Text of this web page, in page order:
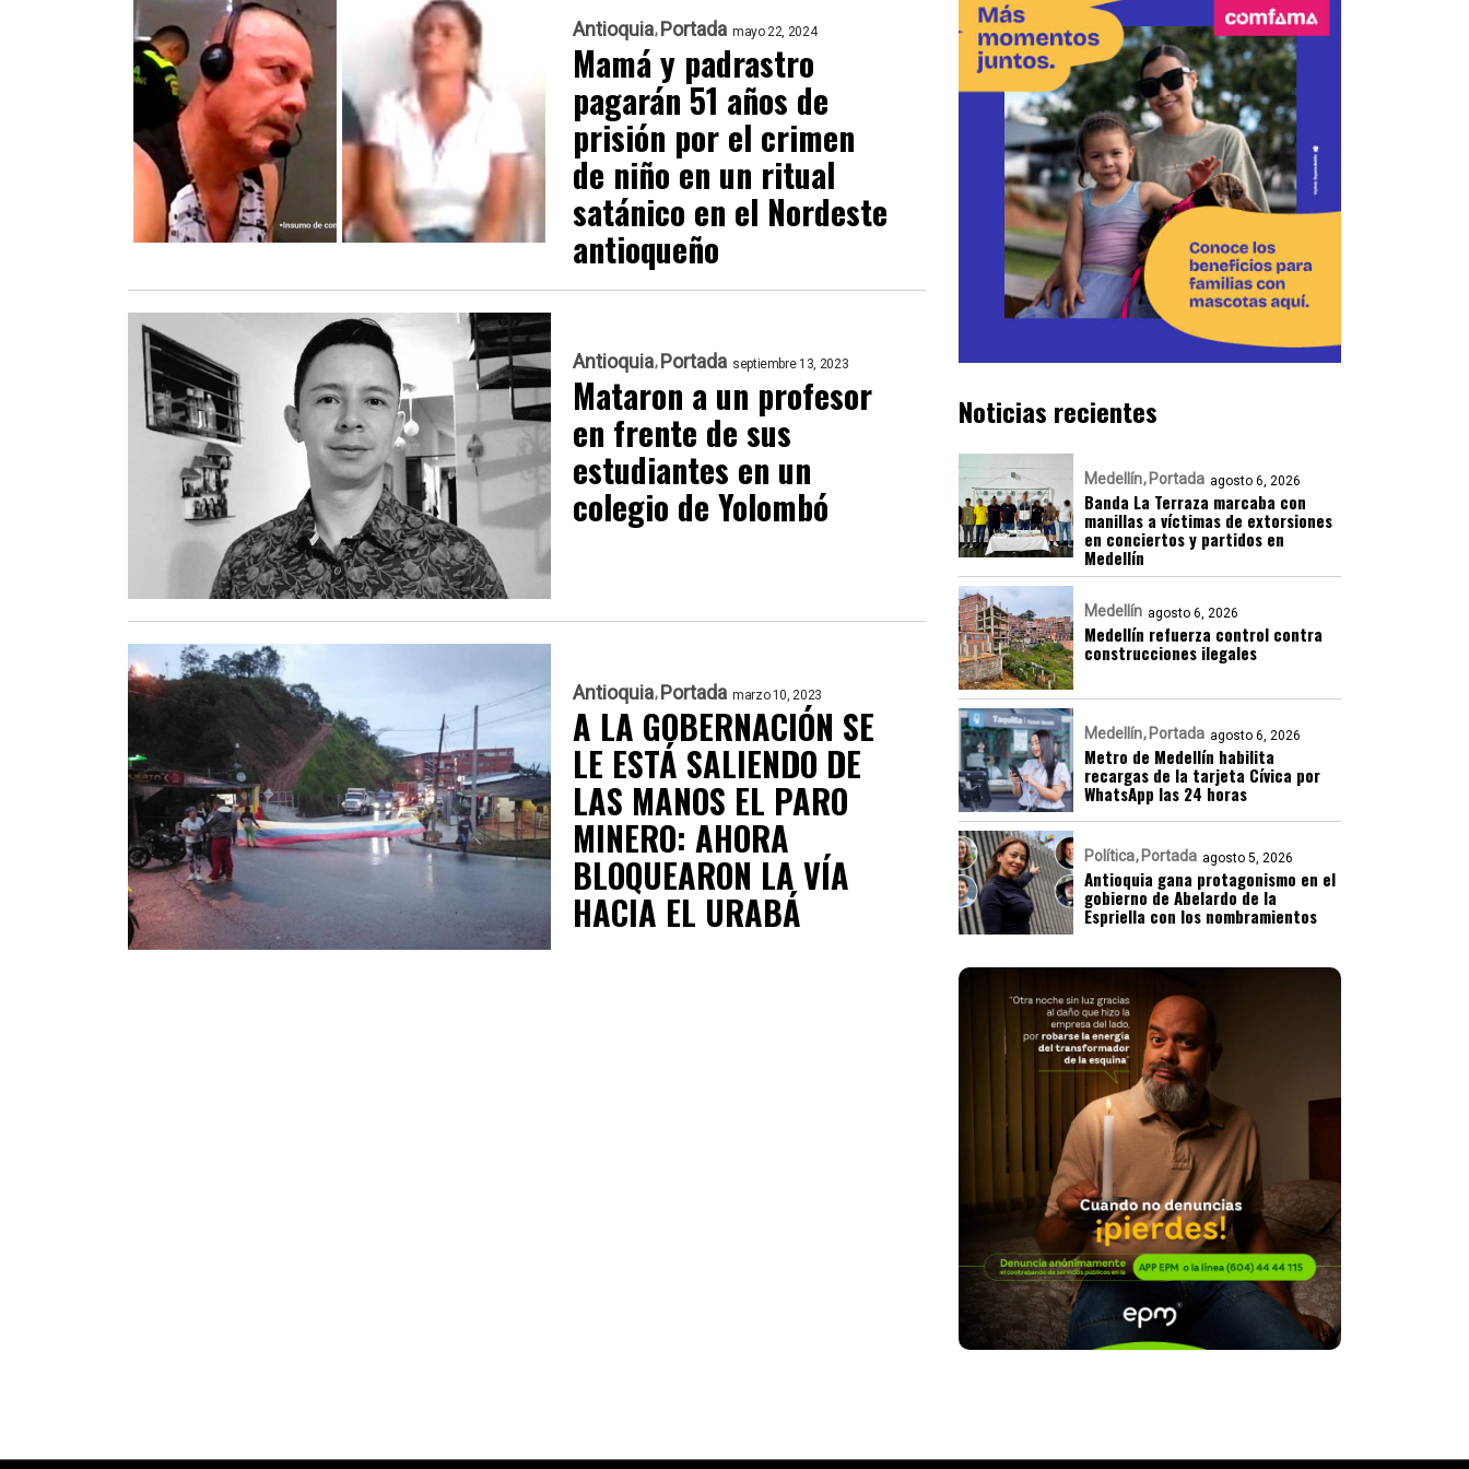
Antioquia Portada mayo 22, 2024
Mamá y padrastro
pagarán 51 años de
prisión por el crimen
de niño en un ritual
satánico en el Nordeste
antioqueño
Antioquia Portada septiembre 13, 2023
Mataron a un profesor
en frente de sus
estudiantes en un
colegio de Yolombó
Antioquia Portada marzo 10, 2023
A LA GOBERNACIÓN SE
LE ESTÁ SALIENDO DE
LAS MANOS EL PARO
MINERO: AHORA
BLOQUEARON LA VÍA
HACIA EL URABÁ
Noticias recientes
Medellín Portada agosto 6, 2026
Banda La Terraza marcaba con
manillas a víctimas de extorsiones
en conciertos y partidos en
Medellín
Medellín agosto 6, 2026
Medellín refuerza control contra
construcciones ilegales
Medellín Portada agosto 6, 2026
Metro de Medellín habilita
recargas de la tarjeta Cívica por
WhatsApp las 24 horas
Política Portada agosto 5, 2026
Antioquia gana protagonismo en el
gobierno de Abelardo de la
Espriella con los nombramientos